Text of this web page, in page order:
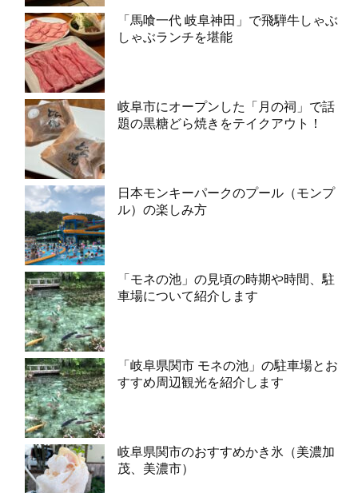
「馬喰一代 岐阜神田」で飛騨牛しゃぶ
しゃぶランチを堪能
岐阜市にオープンした「月の祠」で話
題の黒糖どら焼きをテイクアウト！
日本モンキーパークのプール（モンプ
ル）の楽しみ方
「モネの池」の見頃の時期や時間、駐
車場について紹介します
「岐阜県関市 モネの池」の駐車場とお
すすめ周辺観光を紹介します
岐阜県関市のおすすめかき氷（美濃加
茂、美濃市）